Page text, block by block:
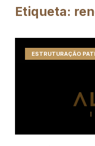
Etiqueta:
ESTRUTURAÇÃO